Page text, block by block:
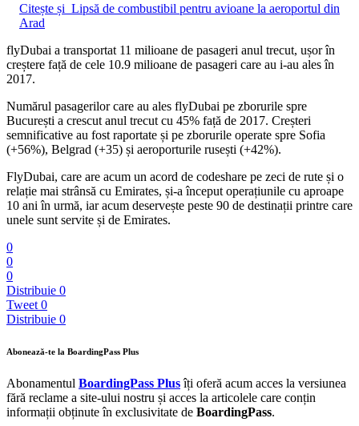
Citește și Lipsă de combustibil pentru avioane la aeroportul din
Arad
flyDubai a transportat 11 milioane de pasageri anul trecut, ușor în
creștere față de cele 10.9 milioane de pasageri care au i-au ales în
2017.
Numărul pasagerilor care au ales flyDubai pe zborurile spre
București a crescut anul trecut cu 45% față de 2017. Creșteri
semnificative au fost raportate și pe zborurile operate spre Sofia
(+56%), Belgrad (+35) și aeroporturile rusești (+42%).
FlyDubai, care are acum un acord de codeshare pe zeci de rute și o
relație mai strânsă cu Emirates, și-a început operațiunile cu aproape
10 ani în urmă, iar acum deservește peste 90 de destinații printre care
unele sunt servite și de Emirates.
0
0
0
Distribuie 0
Tweet 0
Distribuie 0
Abonează-te la BoardingPass Plus
Abonamentul BoardingPass Plusîți oferă acum acces la versiunea
fără reclame a site-ului nostru și acces la articolele care conțin
informații obținute în exclusivitate de BoardingPass.